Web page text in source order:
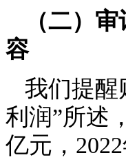
（二） 审
容
我们提醒
利润”所述
亿元 ， 2022